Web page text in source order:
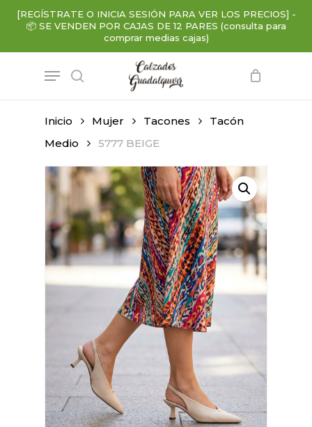
content
[REGÍSTRATE O INICIA SESIÓN PARA VER LOS PRECIOS] -
📦 SE VENDEN POR CAJAS DE 12 PARES (consulta para
comprar medias cajas)
search
Menu
Inicio Mujer Tacones
Tacón
Medio
5777 BEIGE